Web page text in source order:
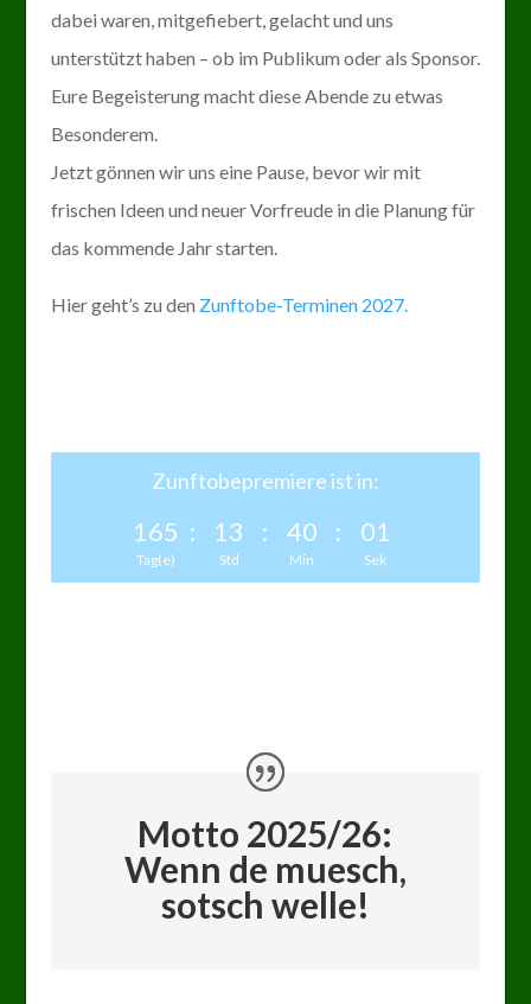
dabei waren, mitgefiebert, gelacht und uns
unterstützt haben – ob im Publikum oder als Sponsor.
Eure Begeisterung macht diese Abende zu etwas
Besonderem.
Jetzt gönnen wir uns eine Pause, bevor wir mit
frischen Ideen und neuer Vorfreude in die Planung für
das kommende Jahr starten.
Hier geht’s zu den Zunftobe-Terminen 2027.
Zunftobepremiere ist in:
165
Tag(e)
: 13
Std
: 40
Min
: 01
Sek
Motto 2025/26:
Wenn de muesch,
sotsch welle!